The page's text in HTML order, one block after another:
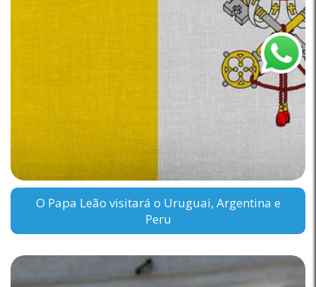
O Papa Leão visitará o Uruguai, Argentina e
Peru